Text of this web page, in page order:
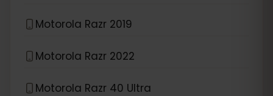
Motorola Razr 2019
Motorola Razr 2022
Motorola Razr 40 Ultra